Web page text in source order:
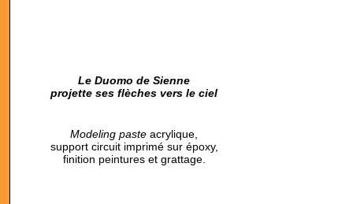
Le Duomo de Sienne
projette ses flèches vers le ciel
Modeling paste acrylique,
support circuit imprimé sur époxy,
finition peintures et grattage.